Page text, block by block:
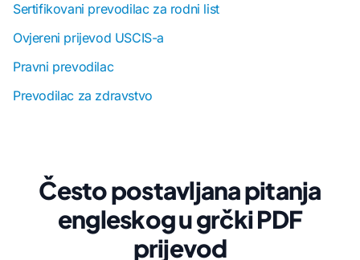
Sertifikovani prevodilac za rodni list
Ovjereni prijevod USCIS-a
Pravni prevodilac
Prevodilac za zdravstvo
Često postavljana pitanja
engleskog u grčki PDF
prijevod